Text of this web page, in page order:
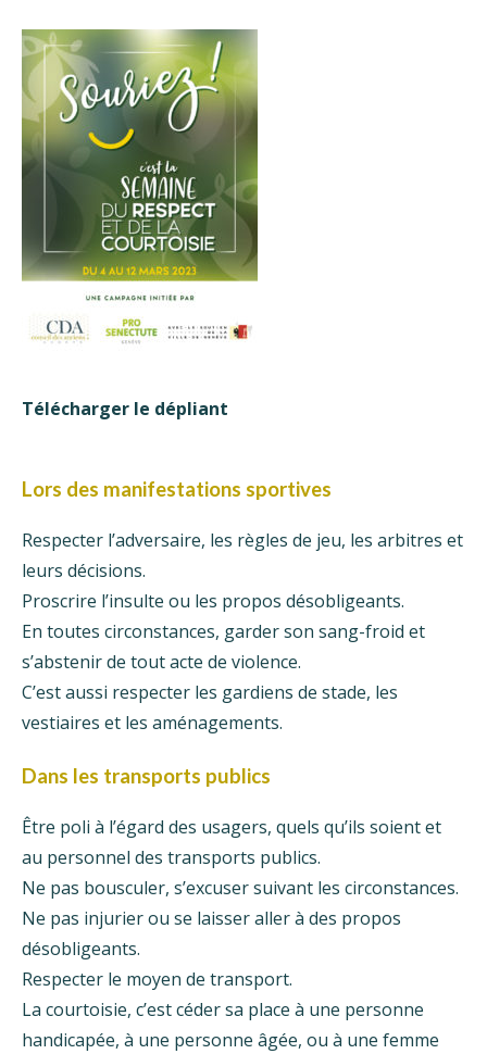
Télécharger le dépliant
Lors des manifestations sportives
Respecter l’adversaire, les règles de jeu, les arbitres et
leurs décisions.
Proscrire l’insulte ou les propos désobligeants.
En toutes circonstances, garder son sang-froid et
s’abstenir de tout acte de violence.
C’est aussi respecter les gardiens de stade, les
vestiaires et les aménagements.
Dans les transports publics
Être poli à l’égard des usagers, quels qu’ils soient et
au personnel des transports publics.
Ne pas bousculer, s’excuser suivant les circonstances.
Ne pas injurier ou se laisser aller à des propos
désobligeants.
Respecter le moyen de transport.
La courtoisie, c’est céder sa place à une personne
handicapée, à une personne âgée, ou à une femme